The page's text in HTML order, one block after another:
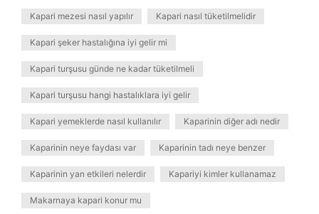
Kapari mezesi nasıl yapılır Kapari nasıl tüketilmelidir
Kapari şeker hastalığına iyi gelir mi
Kapari turşusu günde ne kadar tüketilmeli
Kapari turşusu hangi hastalıklara iyi gelir
Kapari yemeklerde nasıl kullanılır Kaparinin diğer adı nedir
Kaparinin neye faydası var Kaparinin tadı neye benzer
Kaparinin yan etkileri nelerdir Kapariyi kimler kullanamaz
Makarnaya kapari konur mu